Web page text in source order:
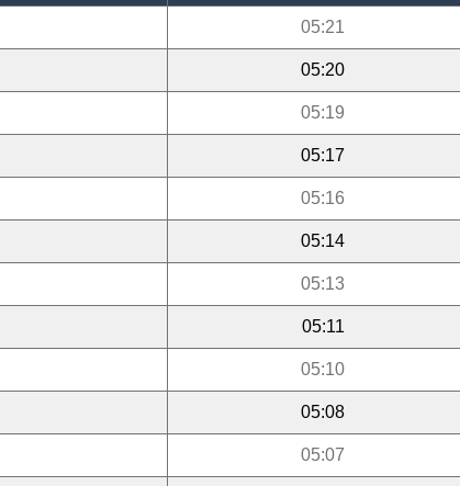
05:21
05:20
05:19
05:17
05:16
05:14
05:13
05:11
05:10
05:08
05:07